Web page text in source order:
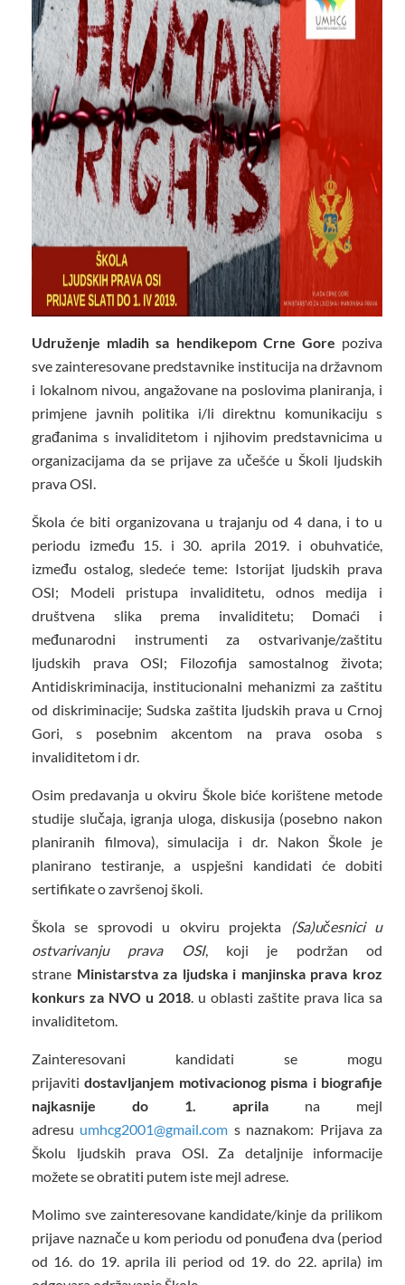
Udruženje mladih sa hendikepom Crne Gore poziva
sve zainteresovane predstavnike institucija na državnom
i lokalnom nivou, angažovane na poslovima planiranja, i
primjene javnih politika i/li direktnu komunikaciju s
građanima s invaliditetom i njihovim predstavnicima u
organizacijama da se prijave za učešće u Školi ljudskih
prava OSI.
Škola će biti organizovana u trajanju od 4 dana, i to u
periodu između 15. i 30. aprila 2019. i obuhvatiće,
između ostalog, sledeće teme: Istorijat ljudskih prava
OSI; Modeli pristupa invaliditetu, odnos medija i
društvena slika prema invaliditetu; Domaći i
međunarodni instrumenti za ostvarivanje/zaštitu
ljudskih prava OSI; Filozofija samostalnog života;
Antidiskriminacija, institucionalni mehanizmi za zaštitu
od diskriminacije; Sudska zaštita ljudskih prava u Crnoj
Gori, s posebnim akcentom na prava osoba s
invaliditetom i dr.
Osim predavanja u okviru Škole biće korištene metode
studije slučaja, igranja uloga, diskusija (posebno nakon
planiranih filmova), simulacija i dr. Nakon Škole je
planirano testiranje, a uspješni kandidati će dobiti
sertifikate o završenoj školi.
Škola se sprovodi u okviru projekta
(Sa)učesnici u
ostvarivanju prava OSI, koji je podržan od
strane Ministarstva za ljudska i manjinska prava kroz
konkurs za NVO u 2018. u oblasti zaštite prava lica sa
invaliditetom.
Zainteresovani kandidati se mogu
prijavitidostavljanjem motivacionog pisma i biografije
najkasnije do 1. aprila na mejl
adresu umhcg2001@gmail.com s naznakom: Prijava za
Školu ljudskih prava OSI. Za detaljnije informacije
možete se obratiti putem iste mejl adrese.
Molimo sve zainteresovane kandidate/kinje da prilikom
prijave naznače u kom periodu od ponuđena dva (period
od 16. do 19. aprila ili period od 19. do 22. aprila) im